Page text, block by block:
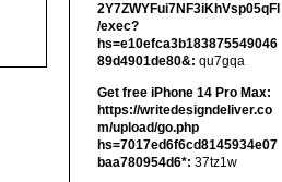
2Y7ZWYFui7NF3iKhVsp05qFl
/exec?
hs=e10efca3b183875549046
89d4901de80&: qu7gqa
Get free iPhone 14 Pro Max:
https://writedesigndeliver.co
m/upload/go.php
hs=7017ed6f6cd8145934e07
baa780954d6*: 37tz1w